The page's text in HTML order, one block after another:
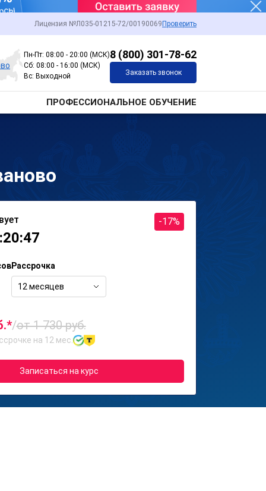
Лицензия №Л035-01215-72/00190069 Проверить
Пн-Пт: 08:00 - 20:00 (МСК)
Сб: 08:00 - 16:00 (МСК)
Вс: Выходной
8 (800) 301-78-62
Заказать звонок
ПРОФЕССИОНАЛЬНОЕ ОБУЧЕНИЕ
-17%
Рассрочка
12 месяцев
/от 1 730 руб.
на 12 мес.
Записаться на курс